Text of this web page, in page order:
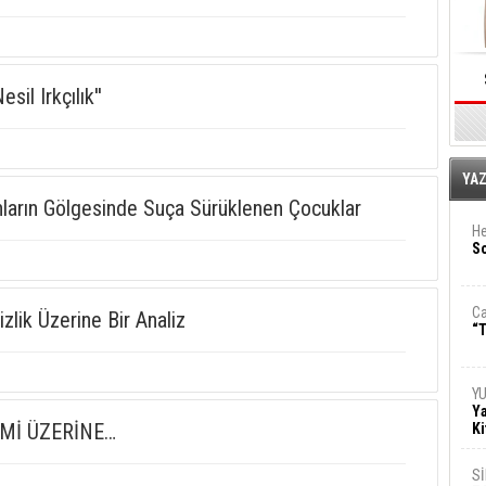
Irkçılık''
Gölgesinde Suça Sürüklenen Çocuklar
Üzerine Bir Analiz
ÜZERİNE…